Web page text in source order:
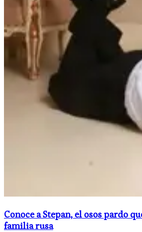
Conoce a Stepan, el osos pardo
familia rusa